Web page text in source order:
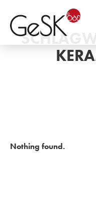
Nothing found.